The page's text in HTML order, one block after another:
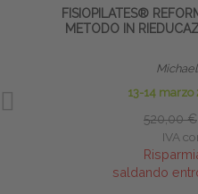
FISIOPILATES®
METODO IN
13-14 marzo
520,00 €
IVA
saldando